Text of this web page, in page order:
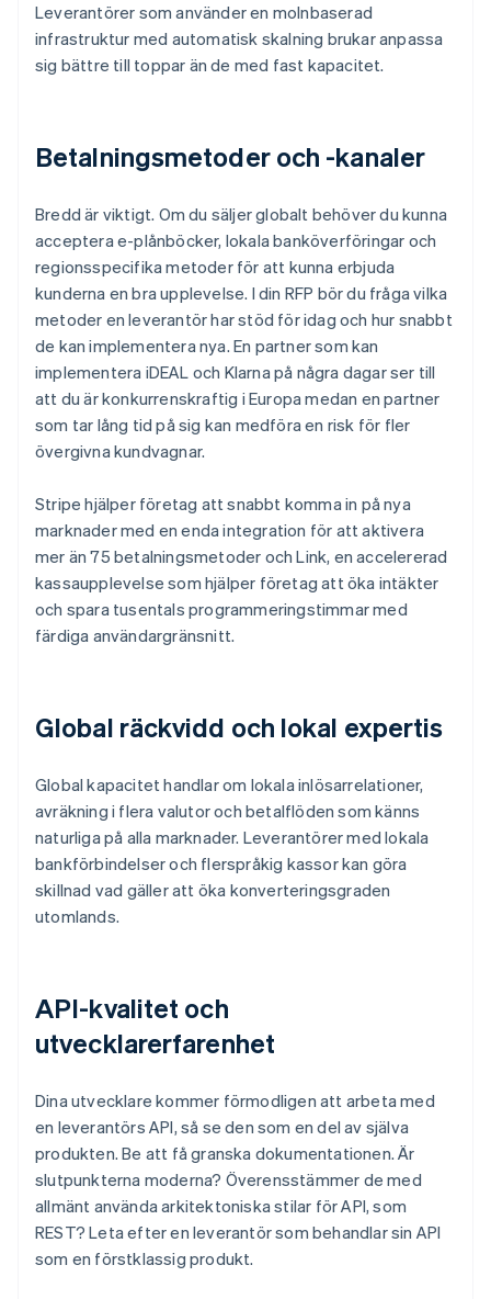
Leverantörer som använder en molnbaserad
infrastruktur med automatisk skalning brukar anpassa
sig bättre till toppar än de med fast kapacitet.
Betalningsmetoder och -kanaler
Bredd är viktigt. Om du säljer globalt behöver du kunna
acceptera e-plånböcker, lokala banköverföringar och
regionsspecifika metoder för att kunna erbjuda
kunderna en bra upplevelse. I din RFP bör du fråga vilka
metoder en leverantör har stöd för idag och hur snabbt
de kan implementera nya. En partner som kan
implementera iDEAL och Klarna på några dagar ser till
att du är konkurrenskraftig i Europa medan en partner
som tar lång tid på sig kan medföra en risk för fler
övergivna kundvagnar.
Stripe hjälper företag att snabbt komma in på nya
marknader med en enda integration för att aktivera
mer än 75 betalningsmetoder och Link, en accelererad
kassaupplevelse som hjälper företag att öka intäkter
och spara tusentals programmeringstimmar med
färdiga användargränsnitt.
Global räckvidd och lokal expertis
Global kapacitet handlar om lokala inlösarrelationer,
avräkning i flera valutor och betalflöden som känns
naturliga på alla marknader. Leverantörer med lokala
bankförbindelser och flerspråkig kassor kan göra
skillnad vad gäller att öka konverteringsgraden
utomlands.
API-kvalitet och
utvecklarerfarenhet
Dina utvecklare kommer förmodligen att arbeta med
en leverantörs API, så se den som en del av själva
produkten. Be att få granska dokumentationen. Är
slutpunkterna moderna? Överensstämmer de med
allmänt använda arkitektoniska stilar för API, som
REST? Leta efter en leverantör som behandlar sin API
som en förstklassig produkt.